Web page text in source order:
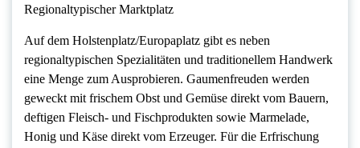
Regionaltypischer Marktplatz
Auf dem Holstenplatz/Europaplatz gibt es neben
regionaltypischen Spezialitäten und traditionellem Handwerk
eine Menge zum Ausprobieren. Gaumenfreuden werden
geweckt mit frischem Obst und Gemüse direkt vom Bauern,
deftigen Fleisch- und Fischprodukten sowie Marmelade,
Honig und Käse direkt vom Erzeuger. Für die Erfrischung